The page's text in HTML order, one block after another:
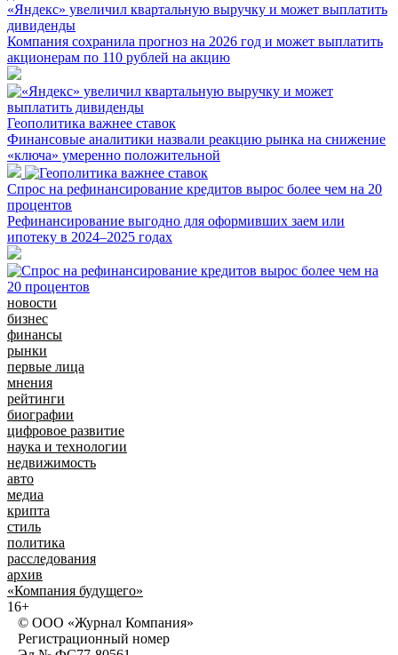
«Яндекс» увеличил квартальную выручку и может выплатить
дивиденды
Компания сохранила прогноз на 2026 год и может выплатить
акционерам по 110 рублей на акцию
Геополитика важнее ставок
Финансовые аналитики назвали реакцию рынка на снижение
«ключа» умеренно положительной
Спрос на рефинансирование кредитов вырос более чем на 20
процентов
Рефинансирование выгодно для оформивших заем или
ипотеку в 2024–2025 годах
новости
бизнес
финансы
рынки
первые лица
мнения
рейтинги
биографии
цифровое развитие
наука и технологии
недвижимость
авто
медиа
крипта
стиль
политика
расследования
архив
«Компания будущего»
16+
© ООО «Журнал Компания»
Регистрационный номер